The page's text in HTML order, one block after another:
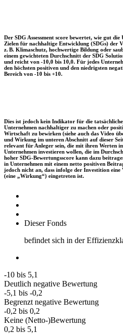
Der SDG Assessment score bewertet, wie gut
Zielen für nachhaltige Entwicklung (SDGs) der
z. B. Klimaschutz, hochwertige Bildung oder
einem gewichteten Durchschnitt der SDG
und reicht von -10,0 bis 10,0. Für jedes
den höchsten positiven und den niedrigsten
Bereich von -10 bis +10.
Dies ist jedoch kein Indikator für die
Unternehmen nachhaltiger zu machen oder
Wirtschaft zu bewirken (siehe auch das Video
und Wirkung im unteren Abschnitt auf dieser
relevant für Anleger sein, die mit ihren Werten
Unternehmen investieren wollen, die im
hoher SDG-Bewertungsscore kann dazu
in Unternehmen mit einem netto positiven
jedoch nicht an, dass infolge der Investition
(eine „Wirkung“) eingetreten ist.
Dieser Fonds
befindet sich in der
-10 bis 5,1
Deutlich negative Bewertung
-5,1 bis -0,2
Begrenzt negative Bewertung
-0,2 bis 0,2
Keine (Netto-)Bewertung
0,2 bis 5,1